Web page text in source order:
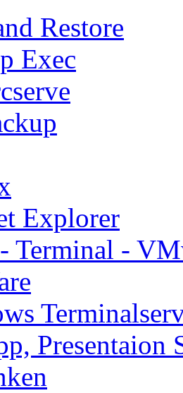
Restore
Exec
Explorer
Terminal -
Presentaion